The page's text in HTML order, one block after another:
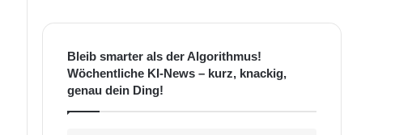
Bleib smarter als der Algorithmus!
Wöchentliche KI-News – kurz, knackig,
genau dein Ding!